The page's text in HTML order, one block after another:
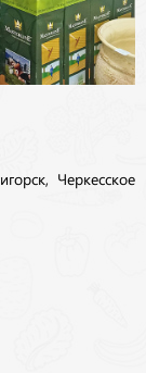
Черкесское